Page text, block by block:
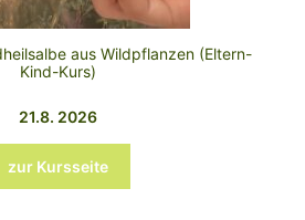
aus Wildpflanzen (Eltern-
Kind-Kurs)
21.8. 2026
zur Kursseite